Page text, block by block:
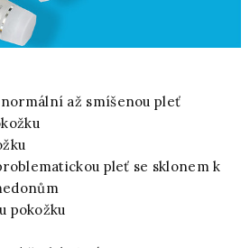
až smíšenou pleť
pleť se sklonem k
pokožku